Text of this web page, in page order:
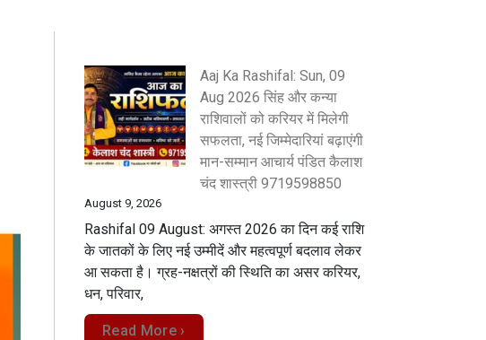
Aaj Ka Rashifal: Sun, 09
Aug 2026 सिंह और कन्या
राशिवालों को करियर में मिलेगी
सफलता, नई जिम्मेदारियां बढ़ाएंगी
मान-सम्मान आचार्य पंडित कैलाश
चंद शास्त्री 9719598850
August 9, 2026
Rashifal 09 August: अगस्त 2026 का दिन कई राशि
के जातकों के लिए नई उम्मीदें और महत्वपूर्ण बदलाव लेकर
आ सकता है। ग्रह-नक्षत्रों की स्थिति का असर करियर,
धन, परिवार,
Read More ›